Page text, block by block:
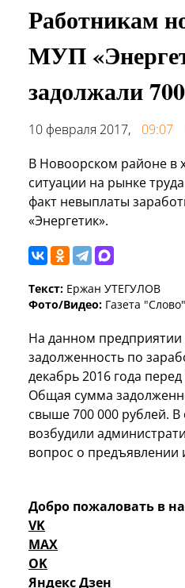
Работникам
МУП
задолжали
10 февраля 2017,
09:07
В Новоорском районе в
ситуации на рынке
факт невыплаты
«Энергетик».
Текст: Ержан УТЕГУЛОВ
Фото/Видео: Газета "Слово"
На данном предприятии
задолженность по
декабрь 2016 года
Общая сумма
свыше 700 000 рублей.
возбудили
вопрос о предъявлении
Добро пожаловать в
VK
MAX
OK
Яндекс Дзен